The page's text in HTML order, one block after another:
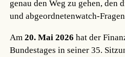
genau den Weg zu gehen, den
und abgeordnetenwatch-
Am20. Mai 2026 hat der
Bundestages in seiner 35.